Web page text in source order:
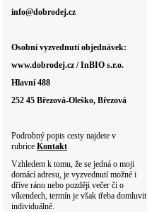
info@dobrodej.cz
Osobní vyzvednutí objednávek:
www.dobrodej.cz / InBIO s.r.o.
Hlavní 488
252 45 Březová-Oleško, Březová
Podrobný popis cesty najdete v
rubrice Kontakt
Vzhledem k tomu, že se jedná o moji
domácí adresu, je vyzvednutí možné i
dříve ráno nebo později večer či o
víkendech, termín je však třeba domluvit
individuálně.